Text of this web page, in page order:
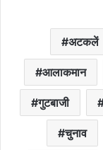
अटकलें
आलाकमान
गुटबाजी
चुनाव